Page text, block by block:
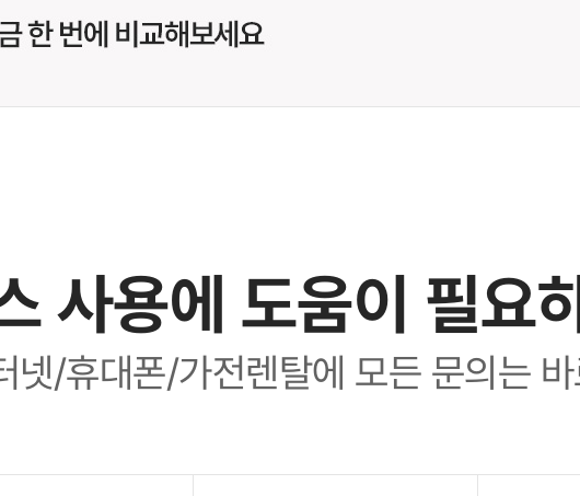
사용에 도움이 필요
넷/휴대폰/가전렌탈에 모든 문의는